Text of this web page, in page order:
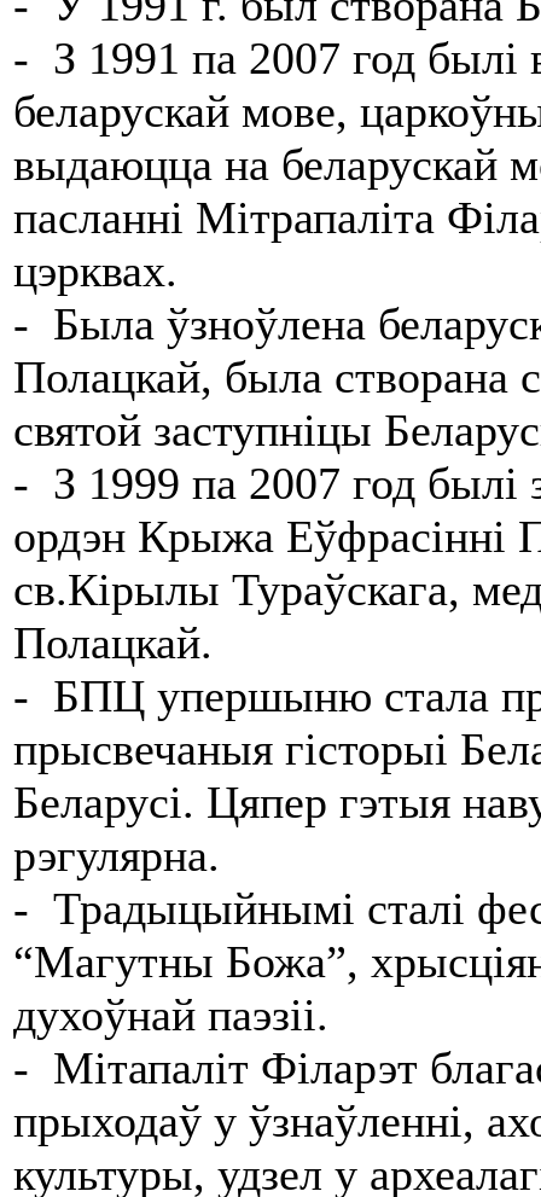
- З 1991 па 2007 год былі
беларускай мове,
выдаюцца на беларускай
пасланні Мітрапаліта
цэрквах.
- Была ўзноўлена
Полацкай, была створана
святой заступніцы
- З 1999 па 2007 год
ордэн Крыжа Еўфрасінні
св.Кірылы Тураўскага,
Полацкай.
- БПЦ упершыню стала
прысвечаныя гісторыі
Беларусі. Цяпер гэтыя
рэгулярна.
- Традыцыйнымі сталі
“Магутны Божа”,
духоўнай паэзіі.
- Мітапаліт Філарэт
прыходаў у ўзнаўленні,
культуры, удзел у